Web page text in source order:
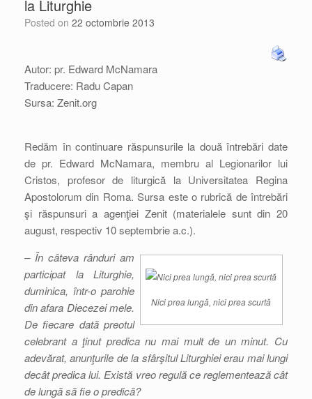
la Liturghie
Posted on 22 octombrie 2013
Autor: pr. Edward McNamara
Traducere: Radu Capan
Sursa: Zenit.org
Redăm în continuare răspunsurile la două întrebări date
de pr. Edward McNamara, membru al Legionarilor lui
Cristos, profesor de liturgică la Universitatea Regina
Apostolorum din Roma. Sursa este o rubrică de întrebări
şi răspunsuri a agenţiei Zenit (materialele sunt din 20
august, respectiv 10 septembrie a.c.).
Nici prea lungă, nici prea scurtă
– În câteva rânduri am
participat la Liturghie,
duminica, într-o parohie
din afara Diecezei mele.
De fiecare dată preotul
celebrant a ţinut predica nu mai mult de un minut. Cu
adevărat, anunţurile de la sfârşitul Liturghiei erau mai lungi
decât predica lui. Există vreo regulă ce reglementează cât
de lungă să fie o predică?